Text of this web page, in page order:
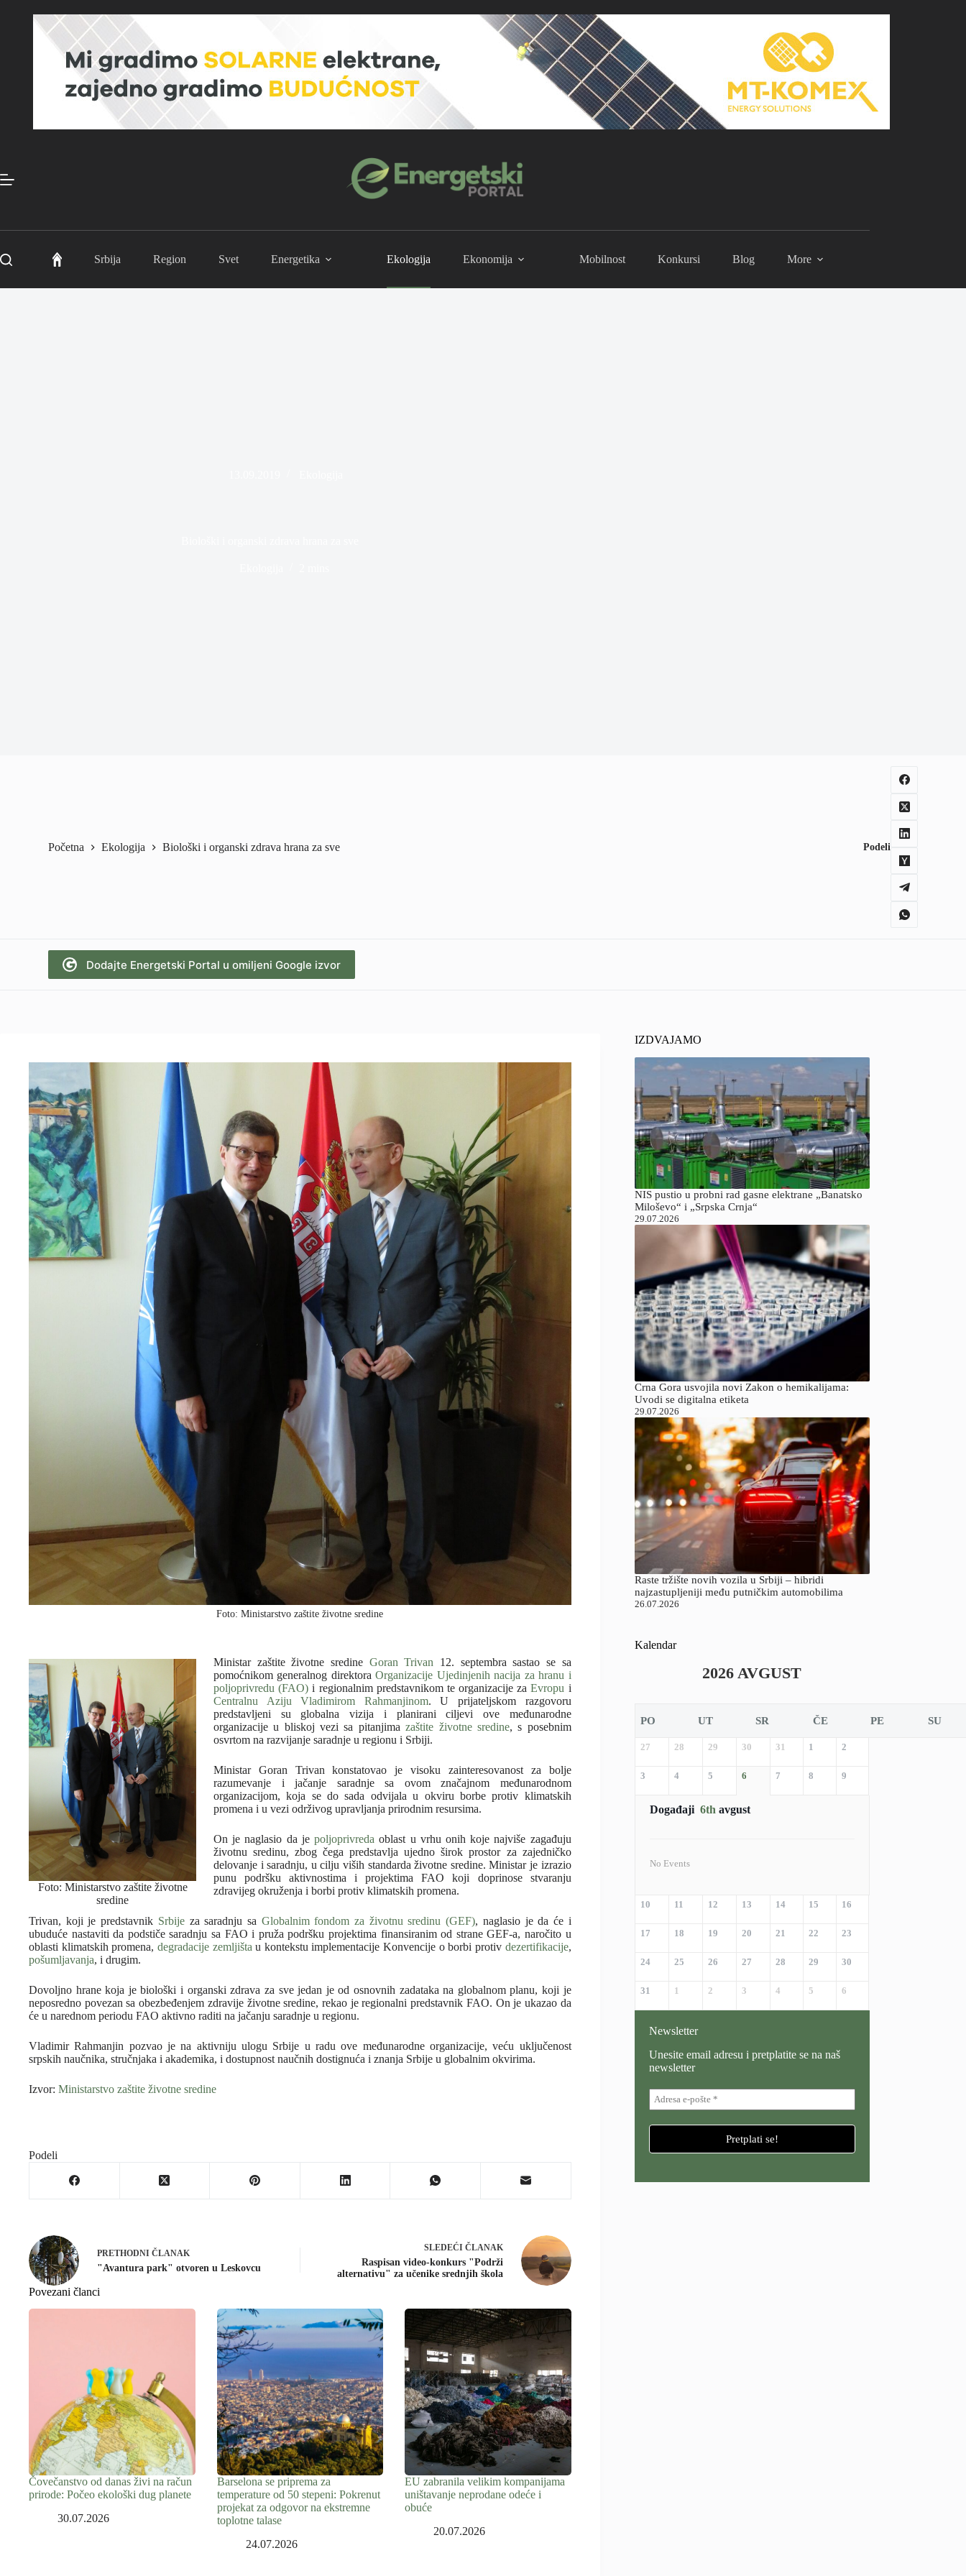
Srbija Region Svet Energetika Ekologija Ekonomija Mobilnost Konkursi Blog More
Početna Ekologija Biološki i organski zdrava hrana za sve Podeli
Dodajte Energetski Portal u omiljeni Google izvor
Foto: Ministarstvo zaštite životne sredine
Foto: Ministarstvo zaštite životne
sredine
Ministar zaštite životne sredine Goran Trivan 12. septembra sastao se sa
pomoćnikom generalnog direktoraOrganizacije Ujedinjenih nacija za hranu i
poljoprivredu (FAO) i regionalnim predstavnikom te organizacije zaEvropu i
Centralnu Aziju
Vladimirom Rahmanjinom. U prijateljskom razgovoru
predstavljeni su globalna vizija i planirani ciljevi ove međunarodne
organizacije u bliskoj vezi sa pitanjimazaštite životne sredine, s posebnim
osvrtom na razvijanje saradnje u regionu i Srbiji.
Ministar Goran Trivan konstatovao je visoku zainteresovanost za bolje
razumevanje i jačanje saradnje sa ovom značajnom međunarodnom
organizacijom, koja se do sada odvijala u okviru borbe protiv klimatskih
promena i u vezi održivog upravljanja prirodnim resursima.
On je naglasio da jepoljoprivreda oblast u vrhu onih koje najviše zagađuju
životnu sredinu, zbog čega predstavlja ujedno širok prostor za zajedničko
delovanje i saradnju, u cilju viših standarda životne sredine. Ministar je izrazio
punu podršku aktivnostima i projektima FAO koji doprinose stvaranju
zdravijeg okruženja i borbi protiv klimatskih promena.
Trivan, koji je predstavnik Srbijeza saradnju sa Globalnim fondom za životnu sredinu (GEF), naglasio je da će i
ubuduće nastaviti da podstiče saradnju sa FAO i pruža podršku projektima finansiranim od strane GEF-a, naročito u
oblasti klimatskih promena, degradacije zemljišta u kontekstu implementacije Konvencije o borbi protiv dezertifikacije,
pošumljavanja, i drugim.
Dovoljno hrane koja je biološki i organski zdrava za sve jedan je od osnovnih zadataka na globalnom planu, koji je
neposredno povezan sa obezbeđenjem zdravije životne sredine, rekao je regionalni predstavnik FAO. On je ukazao da
će u narednom periodu FAO aktivno raditi na jačanju saradnje u regionu.
Vladimir Rahmanjin pozvao je na aktivniju ulogu Srbije u radu ove međunarodne organizacije, veću uključenost
srpskih naučnika, stručnjaka i akademika, i dostupnost naučnih dostignuća i znanja Srbije u globalnim okvirima.
Izvor: Ministarstvo zaštite životne sredine
Podeli
PRETHODNI ČLANAK
"Avantura park" otvoren u Leskovcu
SLEDEĆI ČLANAK
Raspisan video-konkurs "Podrži
alternativu" za učenike srednjih škola
Povezani članci
Čovečanstvo od danas živi na račun
prirode: Počeo ekološki dug planete
30.07.2026
Barselona se priprema za
temperature od 50 stepeni: Pokrenut
projekat za odgovor na ekstremne
toplotne talase
24.07.2026
EU zabranila velikim kompanijama
uništavanje neprodane odeće i
obuće
20.07.2026
IZDVAJAMO
NIS pustio u probni rad gasne elektrane „Banatsko
Miloševo“ i „Srpska Crnja“
29.07.2026
Crna Gora usvojila novi Zakon o hemikalijama:
Uvodi se digitalna etiketa
29.07.2026
Raste tržište novih vozila u Srbiji – hibridi
najzastupljeniji među putničkim automobilima
26.07.2026
Kalendar
2026 AVGUST
PO UT SR ČE PE SU
27 28 29 30 31 1 2
3 4 5 6 7 8 9
Događaji 6th avgust
No Events
10 11 12 13 14 15 16
17 18 19 20 21 22 23
24 25 26 27 28 29 30
31 1 2 3 4 5 6
Newsletter
Unesite email adresu i pretplatite se na naš
newsletter